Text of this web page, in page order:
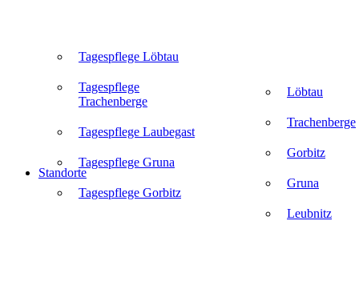
Tagespflege Löbtau
Tagespflege
Trachenberge
Tagespflege Laubegast
Tagespflege Gruna
Tagespflege Gorbitz
Löbtau
Trachenberge
Gorbitz
Gruna
Leubnitz
Standorte